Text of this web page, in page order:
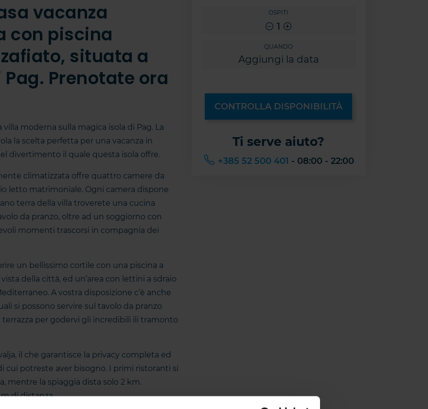
vacanza
con piscina
situata a
Prenotate ora
moderna sulla magica isola di Pag. La
la scelta perfetta per una vacanza in
divertimento il quale questa isola offre.
climatizzata offre quattro camere da
letto matrimoniale. Ogni camera dispone
terra della villa troverete una cucina
da pranzo, oltre ad un soggiorno con
momenti trascorsi in compagnia dei
un bellissimo cortile con una piscina a
della città, ed un’area con lettini a sdraio
A vostra disposizione c’è anche
si possono servire sul tavolo da pranzo
terrazza per godervi gli incredibili ili tramonto
il che garantisce la privacy completa ed
cui potreste aver bisogno. I primi ristoranti si
mentre la spiaggia dista solo 2 km.
di distanza.
OSPITI
1
QUANDO
CONTROLLA DISPONIBILITÀ
Ti serve aiuto?
+385 52 500 401 - 08:00 - 22:00